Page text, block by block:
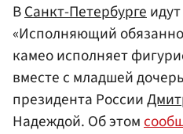
ВСанкт-Петербурге
«Исполняющий
камео исполняет
вместе с младшей
президента России
Надеждой. Об этом